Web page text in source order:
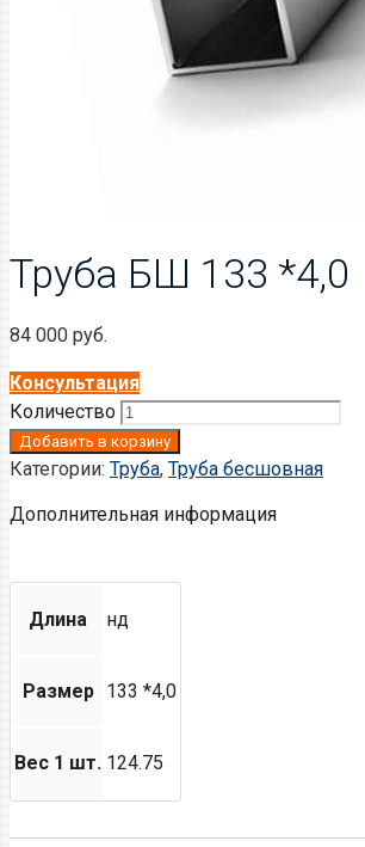
Труба БШ 133 *4,0
84 000 руб.
Консультация
Количество
Добавить в корзину
Категории: Труба, Труба бесшовная
Дополнительная информация
Длина нд
Размер 133 *4,0
Вес 1 шт. 124.75